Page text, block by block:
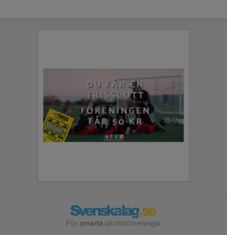
För smarta idrottsföreningar